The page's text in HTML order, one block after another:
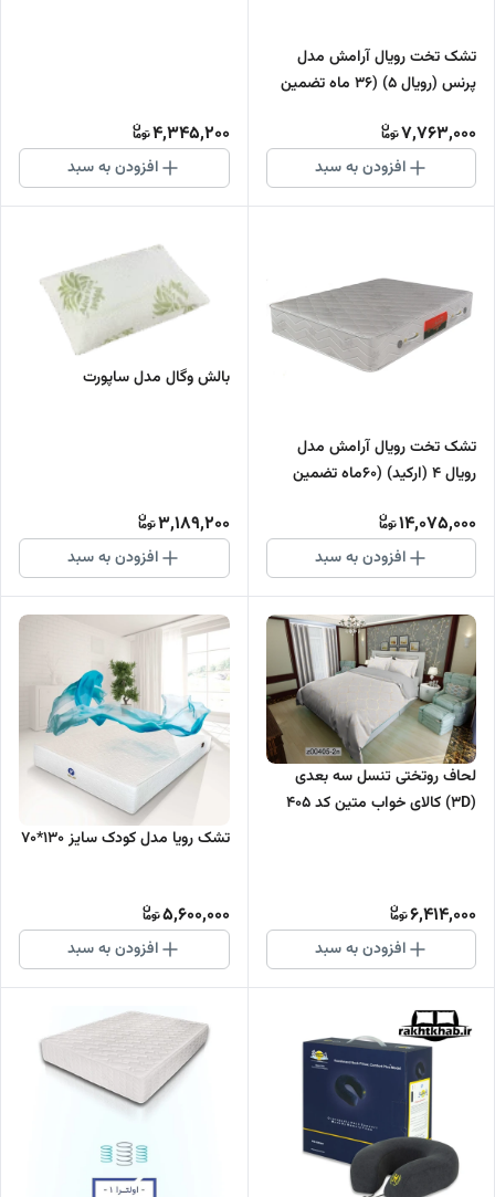
تشک تخت رویال آرامش مدل
پرنس (رویال 5) (36 ماه تضمین
7,763,000
افزودن به سبد
4,345,200
افزودن به سبد
تشک تخت رویال آرامش مدل
رویال 4 (ارکید) (60ماه تضمین
14,075,000
افزودن به سبد
بالش وگال مدل ساپورت
3,189,200
افزودن به سبد
لحاف روتختی تنسل سه بعدی
(3D) کالای خواب متین کد 405
6,414,000
افزودن به سبد
تشک رویا مدل کودک سایز 130*70
5,600,000
افزودن به سبد